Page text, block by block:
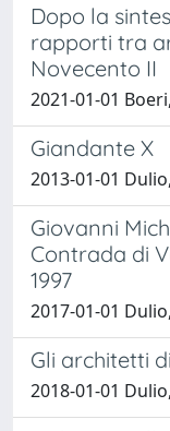
Dopo la
rapporti tra
Novecento II
2021-01-01
Giandante X
2013-01-01
Giovanni
Contrada di
1997
2017-01-01
Gli architetti
2018-01-01